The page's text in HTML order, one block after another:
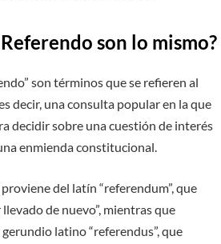
son lo mismo?
son términos que se refieren al
decir, una consulta popular en la que
decidir sobre una cuestión de interés
enmienda constitucional.
del latín “referendum”, que
de nuevo”, mientras que
latino “referendus”, que